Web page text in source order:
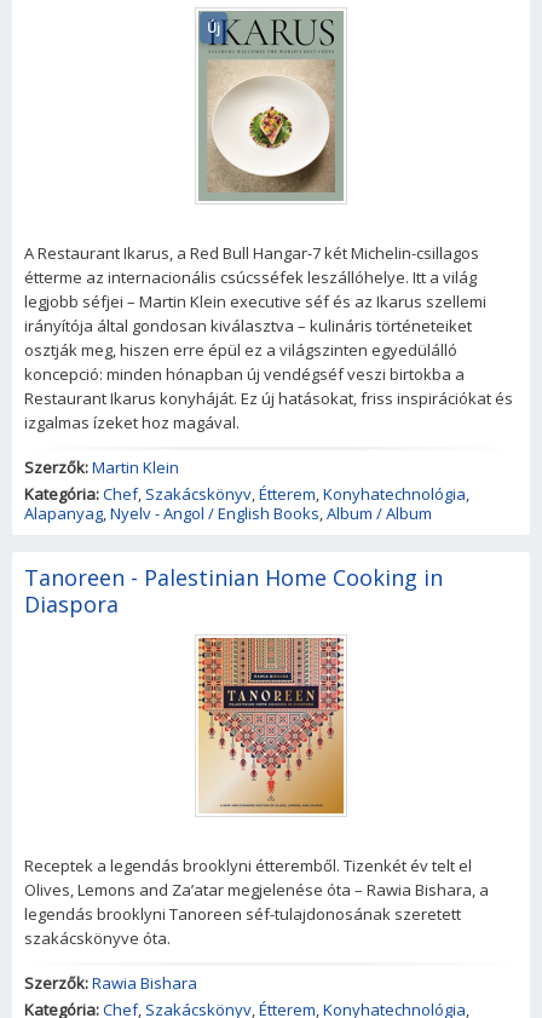
Új
A Restaurant Ikarus, a Red Bull Hangar-7 két Michelin-csillagos
étterme az internacionális csúcsséfek leszállóhelye. Itt a világ
legjobb séfjei – Martin Klein executive séf és az Ikarus szellemi
irányítója által gondosan kiválasztva – kulináris történeteiket
osztják meg, hiszen erre épül ez a világszinten egyedülálló
koncepció: minden hónapban új vendégséf veszi birtokba a
Restaurant Ikarus konyháját. Ez új hatásokat, friss inspirációkat és
izgalmas ízeket hoz magával.
Szerzők:Martin Klein
Kategória:Chef, Szakácskönyv,Étterem,Konyhatechnológia,
Alapanyag,Nyelv - Angol / English Books,Album / Album
Tanoreen - Palestinian Home Cooking in
Diaspora
Receptek a legendás brooklyni étteremből. Tizenkét év telt el
Olives, Lemons and Za’atar megjelenése óta – Rawia Bishara, a
legendás brooklyni Tanoreen séf-tulajdonosának szeretett
szakácskönyve óta.
Szerzők:Rawia Bishara
Kategória:Chef, Szakácskönyv,Étterem,Konyhatechnológia,